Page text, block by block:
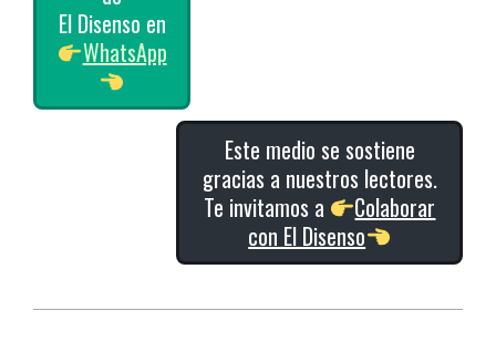
El Disenso en
WhatsApp
Este medio se sostiene
gracias a nuestros lectores.
Te invitamos a
Colaborar
con El Disenso